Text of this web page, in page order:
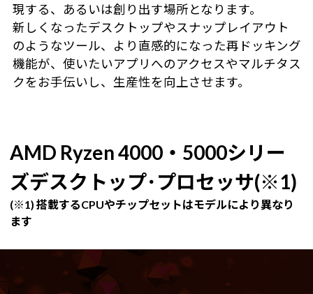
現する、あるいは創り出す場所となります。
新しくなったデスクトップやスナップレイアウト
のようなツール、より直感的になった再ドッキング
機能が、使いたいアプリへのアクセスやマルチタス
クをお手伝いし、生産性を向上させます。
AMD Ryzen 4000・5000シリー
ズデスクトップ･プロセッサ(※1)
(※1) 搭載するCPUやチップセットはモデルにより異なり
ます